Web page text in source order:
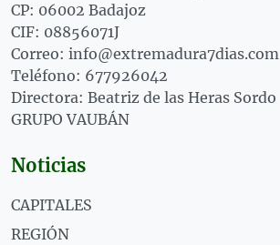
CP: 06002 Badajoz
CIF: 08856071J
Correo: info@extremadura7dias.com
Teléfono: 677926042
Directora: Beatriz de las Heras Sordo
GRUPO VAUBÁN
Noticias
CAPITALES
REGIÓN